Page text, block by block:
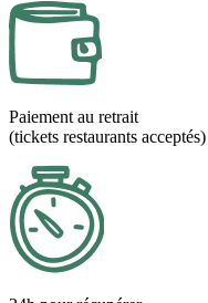
Paiement au retrait
(tickets restaurants acceptés)